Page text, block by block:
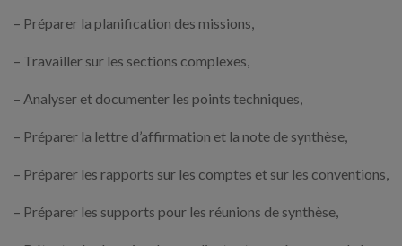
– Préparer la planification des missions,
– Travailler sur les sections complexes,
– Analyser et documenter les points techniques,
– Préparer la lettre d’affirmation et la note de synthèse,
– Préparer les rapports sur les comptes et sur les conventions,
– Préparer les supports pour les réunions de synthèse,